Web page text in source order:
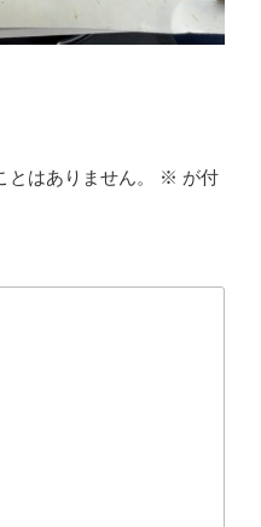
はありません。 ※ が付